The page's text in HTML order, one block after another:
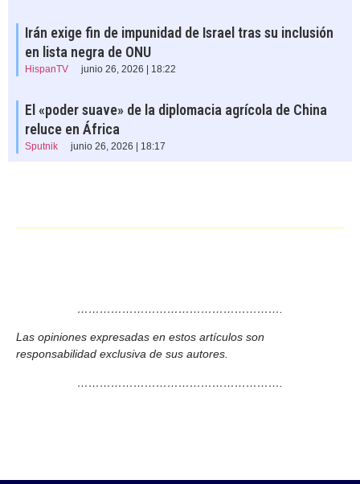
Irán exige fin de impunidad de Israel tras su inclusión
en lista negra de ONU
HispanTV junio 26, 2026 | 18:22
El «poder suave» de la diplomacia agrícola de China
reluce en África
Sputnik junio 26, 2026 | 18:17
……………………………………………….
Las opiniones expresadas en estos artículos son
responsabilidad exclusiva de sus autores.
……………………………………………….